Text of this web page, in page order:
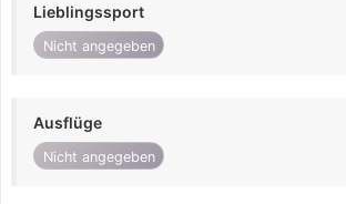
Lieblingssport
Nicht angegeben
Ausflüge
Nicht angegeben